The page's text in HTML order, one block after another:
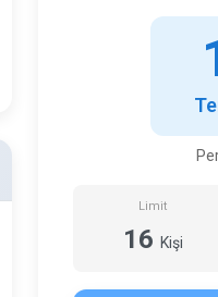
Limit
16 Kişi